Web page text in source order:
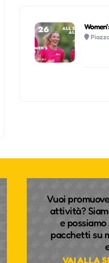
Vuoi
attività?
e
pacchetti su
VAI ALLA